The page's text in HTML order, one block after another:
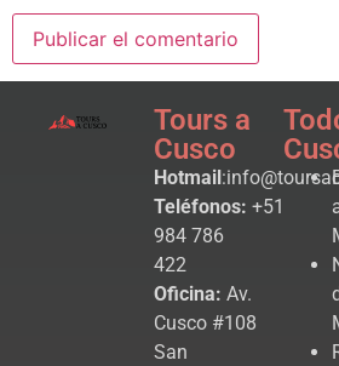
Tours a
Cusco
Hotmail
Teléfonos: +51
984 786
422
Oficina: Av.
Cusco #108
San